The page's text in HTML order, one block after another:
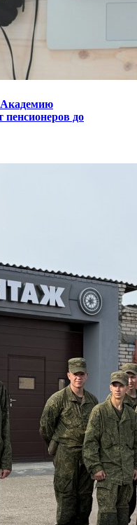
Академию
пенсионеров до